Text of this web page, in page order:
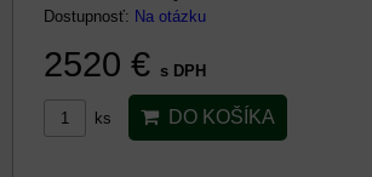
Dostupnosť: Na otázku
2520 € s DPH
ks DO KOŠÍKA